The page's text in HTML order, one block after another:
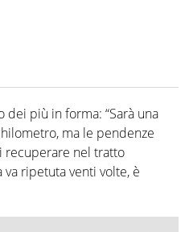
dei più in forma: “Sarà una
ma le pendenze
recuperare nel tratto
va ripetuta venti volte, è